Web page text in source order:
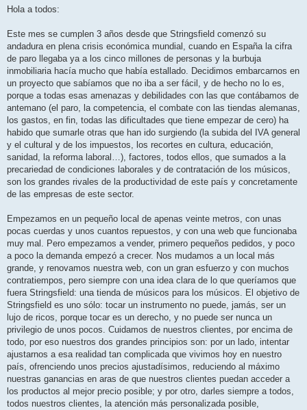
n
j
Hola a todos:
Este mes se cumplen 3 años desde que Stringsfield comenzó su
andadura en plena crisis económica mundial, cuando en España la cifra
de paro llegaba ya a los cinco millones de personas y la burbuja
inmobiliaria hacía mucho que había estallado. Decidimos embarcarnos en
un proyecto que sabíamos que no iba a ser fácil, y de hecho no lo es,
porque a todas esas amenazas y debilidades con las que contábamos de
antemano (el paro, la competencia, el combate con las tiendas alemanas,
los gastos, en fin, todas las dificultades que tiene empezar de cero) ha
habido que sumarle otras que han ido surgiendo (la subida del IVA general
y el cultural y de los impuestos, los recortes en cultura, educación,
sanidad, la reforma laboral…), factores, todos ellos, que sumados a la
precariedad de condiciones laborales y de contratación de los músicos,
son los grandes rivales de la productividad de este país y concretamente
de las empresas de este sector.
Empezamos en un pequeño local de apenas veinte metros, con unas
pocas cuerdas y unos cuantos repuestos, y con una web que funcionaba
muy mal. Pero empezamos a vender, primero pequeños pedidos, y poco
a poco la demanda empezó a crecer. Nos mudamos a un local más
grande, y renovamos nuestra web, con un gran esfuerzo y con muchos
contratiempos, pero siempre con una idea clara de lo que queríamos que
fuera Stringsfield: una tienda de músicos para los músicos. El objetivo de
Stringsfield es uno sólo: tocar un instrumento no puede, jamás, ser un
lujo de ricos, porque tocar es un derecho, y no puede ser nunca un
privilegio de unos pocos. Cuidamos de nuestros clientes, por encima de
todo, por eso nuestros dos grandes principios son: por un lado, intentar
ajustarnos a esa realidad tan complicada que vivimos hoy en nuestro
país, ofrenciendo unos precios ajustadísimos, reduciendo al máximo
nuestras ganancias en aras de que nuestros clientes puedan acceder a
los productos al mejor precio posible; y por otro, darles siempre a todos,
todos nuestros clientes, la atención más personalizada posible,